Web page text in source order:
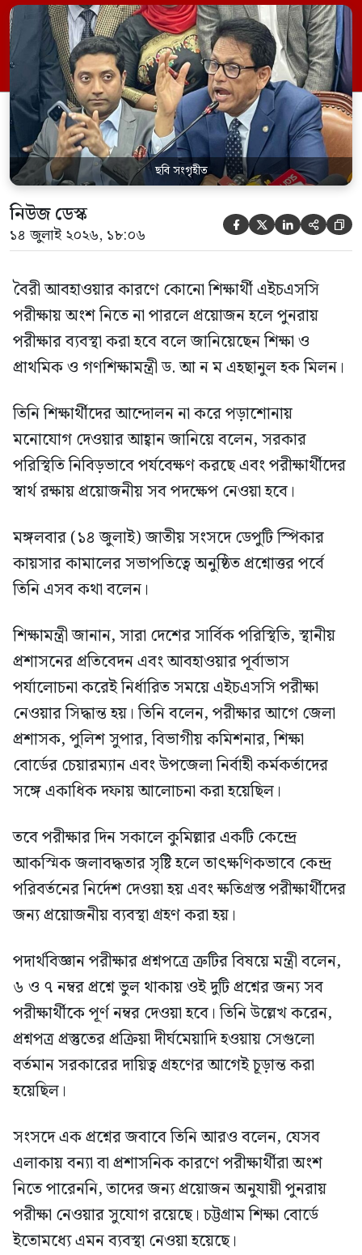
তিনি শিক্ষার্থীদের আন্দোলন না করে পড়াশোনায়
মনোযোগ দেওয়ার আহ্বান জানিয়ে বলেন,
সরকার পরিস্থিতি নিবিড়ভাবে পর্যবেক্ষণ করছে
এবং পরীক্ষার্থীদের স্বার্থ রক্ষায় প্রয়োজনীয় সব
পদক্ষেপ […]
ছবি সংগৃহীত
নিউজ ডেস্ক
১৪ জুলাই ২০২৬, ১৮:০৬     
বৈরী আবহাওয়ার কারণে কোনো শিক্ষার্থী এইচএসসি
পরীক্ষায় অংশ নিতে না পারলে প্রয়োজন হলে পুনরায়
পরীক্ষার ব্যবস্থা করা হবে বলে জানিয়েছেন শিক্ষা ও
প্রাথমিক ও গণশিক্ষামন্ত্রী ড. আ ন ম এহছানুল হক মিলন।
তিনি শিক্ষার্থীদের আন্দোলন না করে পড়াশোনায়
মনোযোগ দেওয়ার আহ্বান জানিয়ে বলেন, সরকার
পরিস্থিতি নিবিড়ভাবে পর্যবেক্ষণ করছে এবং পরীক্ষার্থীদের
স্বার্থ রক্ষায় প্রয়োজনীয় সব পদক্ষেপ নেওয়া হবে।
মঙ্গলবার (১৪ জুলাই) জাতীয় সংসদে ডেপুটি স্পিকার
কায়সার কামালের সভাপতিত্বে অনুষ্ঠিত প্রশ্নোত্তর পর্বে
তিনি এসব কথা বলেন।
শিক্ষামন্ত্রী জানান, সারা দেশের সার্বিক পরিস্থিতি, স্থানীয়
প্রশাসনের প্রতিবেদন এবং আবহাওয়ার পূর্বাভাস
পর্যালোচনা করেই নির্ধারিত সময়ে এইচএসসি পরীক্ষা
নেওয়ার সিদ্ধান্ত হয়। তিনি বলেন, পরীক্ষার আগে জেলা
প্রশাসক, পুলিশ সুপার, বিভাগীয় কমিশনার, শিক্ষা
বোর্ডের চেয়ারম্যান এবং উপজেলা নির্বাহী কর্মকর্তাদের
সঙ্গে একাধিক দফায় আলোচনা করা হয়েছিল।
তবে পরীক্ষার দিন সকালে কুমিল্লার একটি কেন্দ্রে
আকস্মিক জলাবদ্ধতার সৃষ্টি হলে তাৎক্ষণিকভাবে কেন্দ্র
পরিবর্তনের নির্দেশ দেওয়া হয় এবং ক্ষতিগ্রস্ত পরীক্ষার্থীদের
জন্য প্রয়োজনীয় ব্যবস্থা গ্রহণ করা হয়।
পদার্থবিজ্ঞান পরীক্ষার প্রশ্নপত্রে ত্রুটির বিষয়ে মন্ত্রী বলেন,
৬ ও ৭ নম্বর প্রশ্নে ভুল থাকায় ওই দুটি প্রশ্নের জন্য সব
পরীক্ষার্থীকে পূর্ণ নম্বর দেওয়া হবে। তিনি উল্লেখ করেন,
প্রশ্নপত্র প্রস্তুতের প্রক্রিয়া দীর্ঘমেয়াদি হওয়ায় সেগুলো
বর্তমান সরকারের দায়িত্ব গ্রহণের আগেই চূড়ান্ত করা
হয়েছিল।
সংসদে এক প্রশ্নের জবাবে তিনি আরও বলেন, যেসব
এলাকায় বন্যা বা প্রশাসনিক কারণে পরীক্ষার্থীরা অংশ
নিতে পারেননি, তাদের জন্য প্রয়োজন অনুযায়ী পুনরায়
পরীক্ষা নেওয়ার সুযোগ রয়েছে। চট্টগ্রাম শিক্ষা বোর্ডে
ইতোমধ্যে এমন ব্যবস্থা নেওয়া হয়েছে।